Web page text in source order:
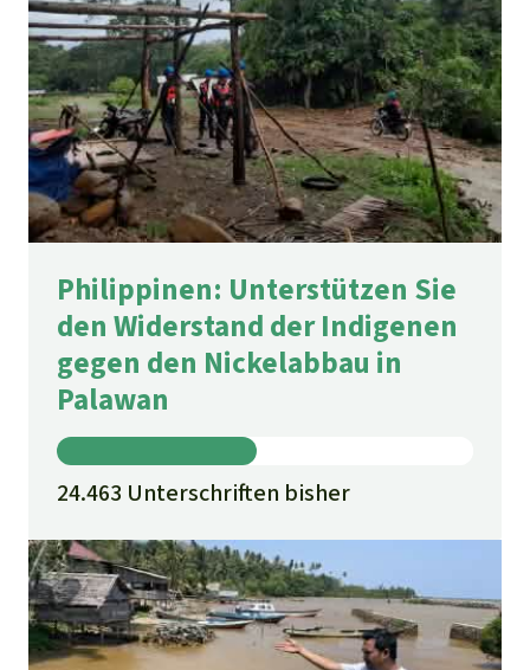
Philippinen: Unterstützen Sie
den Widerstand der Indigenen
gegen den Nickelabbau in
Palawan
24.463 Unterschriften bisher